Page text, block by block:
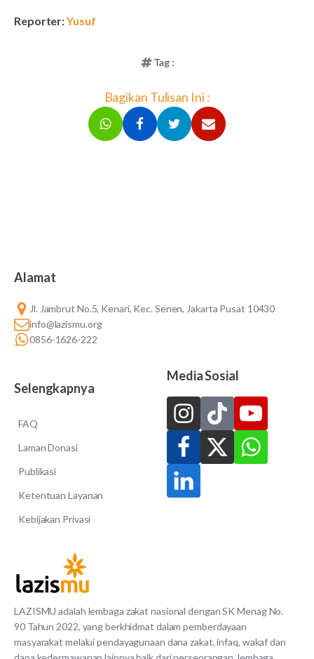
Reporter:Yusuf
Tag :
Bagikan Tulisan Ini :
LAZISMU adalah lembaga zakat nasional dengan SK Menag No.
90 Tahun 2022, yang berkhidmat dalam pemberdayaan
masyarakat melalui pendayagunaan dana zakat, infaq, wakaf dan
Alamat
Jl. Jambrut No.5, Kenari, Kec. Senen, Jakarta Pusat 10430
info@lazismu.org
0856-1626-222
Selengkapnya
FAQ
Laman Donasi
Publikasi
Ketentuan Layanan
Kebijakan Privasi
Media Sosial